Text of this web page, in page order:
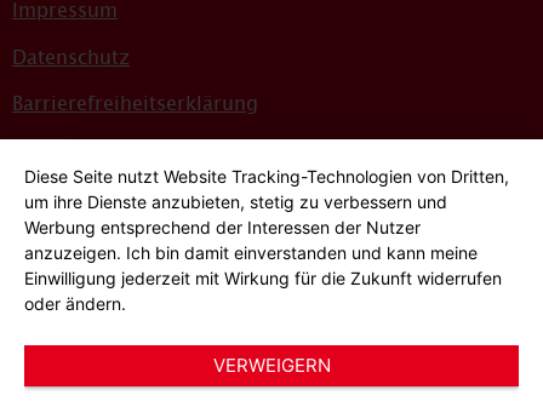
Impressum
Datenschutz
Barrierefreiheitserklärung
Bildnachweise
Hinweisgeber*innensystem
Cookie-Einstellungen
Diese Seite nutzt Website Tracking-Technologien von Dritten,
um ihre Dienste anzubieten, stetig zu verbessern und
Werbung entsprechend der Interessen der Nutzer
anzuzeigen. Ich bin damit einverstanden und kann meine
Einwilligung jederzeit mit Wirkung für die Zukunft widerrufen
oder ändern.
VERWEIGERN